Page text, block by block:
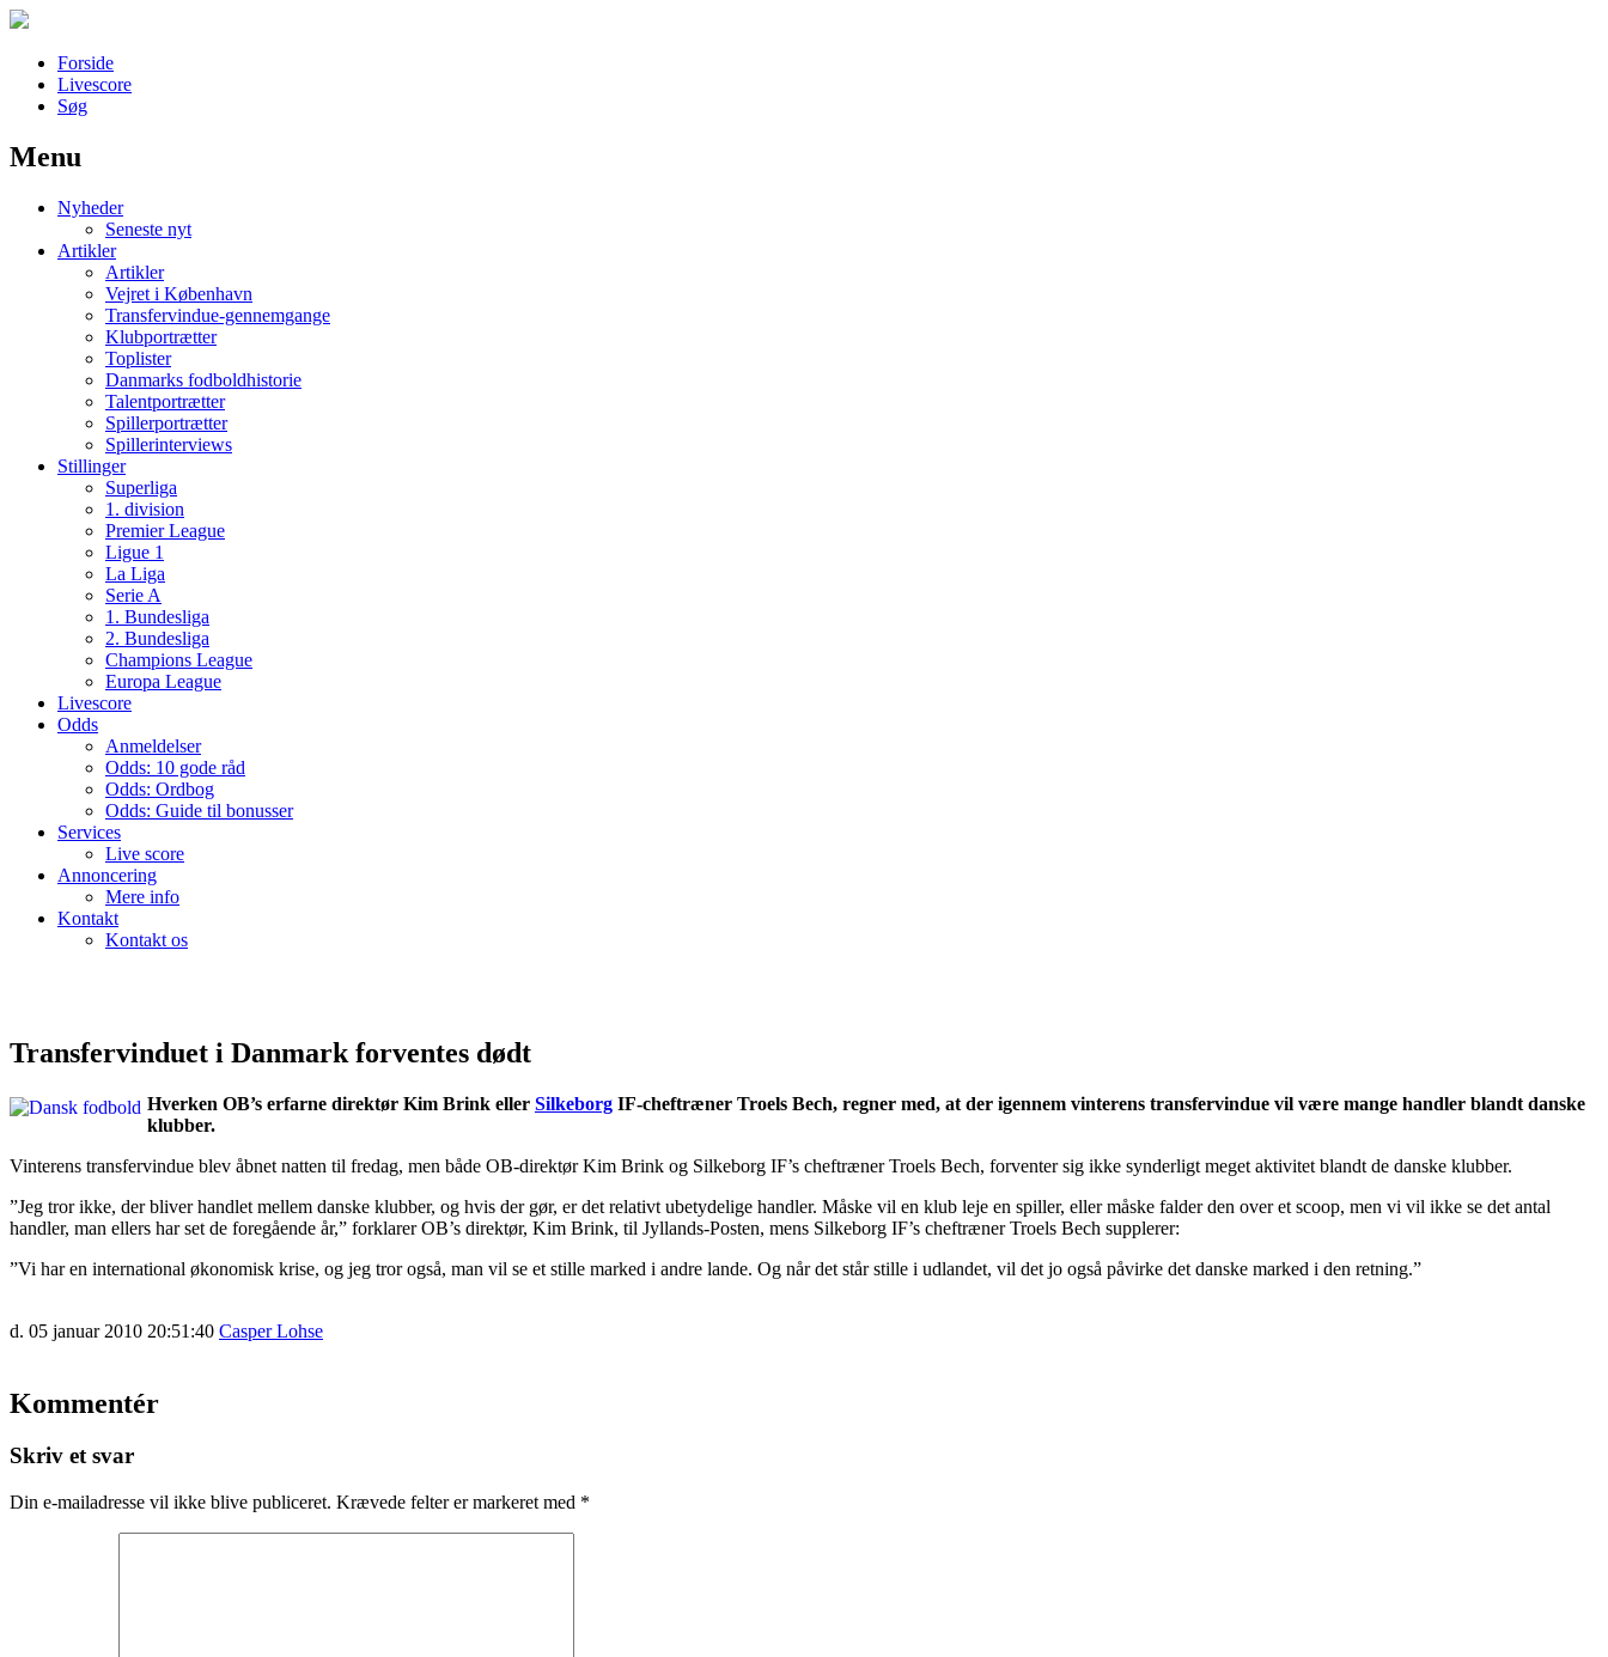
Forside
Livescore
Søg
Наши партнеры
лучшие займы
Menu
Nyheder
Seneste nyt
Artikler
Artikler
Vejret i København
Transfervindue-gennemgange
Klubportrætter
Toplister
Danmarks fodboldhistorie
Talentportrætter
Spillerportrætter
Spillerinterviews
Stillinger
Superliga
1. division
Premier League
Ligue 1
La Liga
Serie A
1. Bundesliga
2. Bundesliga
Champions League
Europa League
Livescore
Odds
Anmeldelser
Odds: 10 gode råd
Odds: Ordbog
Odds: Guide til bonusser
Services
Live score
Annoncering
Mere info
Kontakt
Kontakt os
Transfervinduet i Danmark forventes dødt
Hverken OB’s erfarne direktør Kim Brink eller Silkeborg IF-cheftræner Troels Bech, regner med, at der igennem vinterens transfervindue vil være mange handler blandt danske
klubber.
Vinterens transfervindue blev åbnet natten til fredag, men både OB-direktør Kim Brink og Silkeborg IF’s cheftræner Troels Bech, forventer sig ikke synderligt meget aktivitet blandt de danske klubber.
”Jeg tror ikke, der bliver handlet mellem danske klubber, og hvis der gør, er det relativt ubetydelige handler. Måske vil en klub leje en spiller, eller måske falder den over et scoop, men vi vil ikke se det antal
handler, man ellers har set de foregående år,” forklarer OB’s direktør, Kim Brink, til Jyllands-Posten, mens Silkeborg IF’s cheftræner Troels Bech supplerer:
”Vi har en international økonomisk krise, og jeg tror også, man vil se et stille marked i andre lande. Og når det står stille i udlandet, vil det jo også påvirke det danske marked i den retning.”
d. 05 januar 2010 20:51:40 Casper Lohse
Kommentér
Skriv et svar
Din e-mailadresse vil ikke blive publiceret. Krævede felter er markeret med *